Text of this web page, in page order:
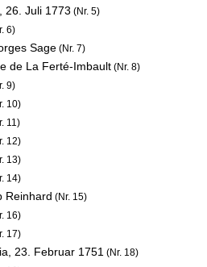
26. Juli 1773 (Nr. 5)
6)
Sage (Nr. 7)
de La Ferté-Imbault (Nr. 8)
9)
10)
11)
12)
13)
14)
Reinhard (Nr. 15)
16)
17)
23. Februar 1751 (Nr. 18)